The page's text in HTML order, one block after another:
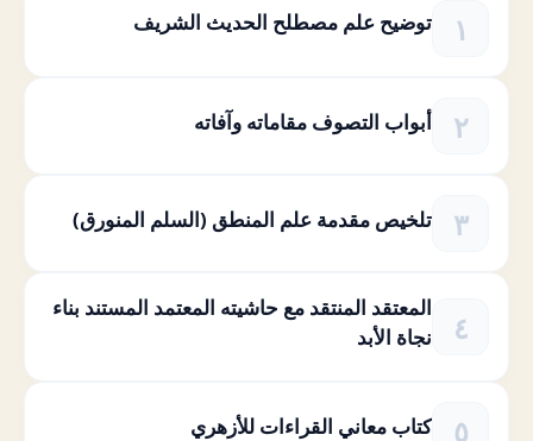
توضيح علم مصطلح الحديث الشريف
أبواب التصوف مقاماته وآفاته
تلخيص مقدمة علم المنطق (السلم المنورق)
المعتقد المنتقد مع حاشيته المعتمد المستند بناء
نجاة الأبد
كتاب معاني القراءات للأزهري